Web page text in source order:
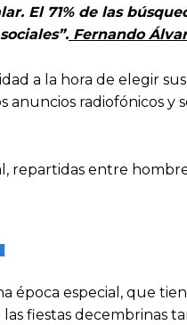
El 71% de las
Fernando
a la hora de elegir sus
radiofónicos y
repartidas entre
época especial, que
fiestas decembrinas